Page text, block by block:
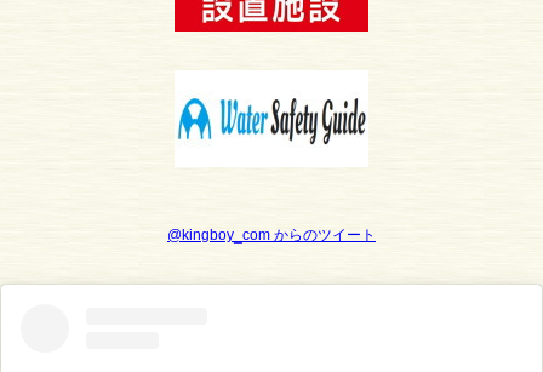
@kingboy_com からのツイート